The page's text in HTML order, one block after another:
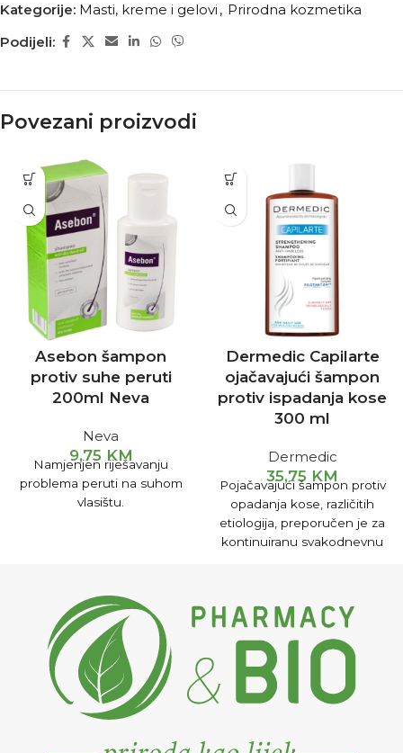
Kategorije: Masti, kreme i gelovi , Prirodna kozmetika
Podijeli:
Povezani proizvodi
Asebon šampon
protiv suhe peruti
200ml Neva
Neva
9,75 KM
Namjenjen riješavanju
problema peruti na suhom
vlasištu.
Dermedic Capilarte
ojačavajući šampon
protiv ispadanja kose
300 ml
Dermedic
35,75 KM
Pojačavajući šampon protiv
opadanja kose, različitih
etiologija, preporučen je za
kontinuiranu svakodnevnu